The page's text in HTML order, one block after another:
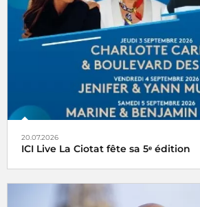
20.07.2026
ICI Live La Ciotat fête sa 5ᵉ édition